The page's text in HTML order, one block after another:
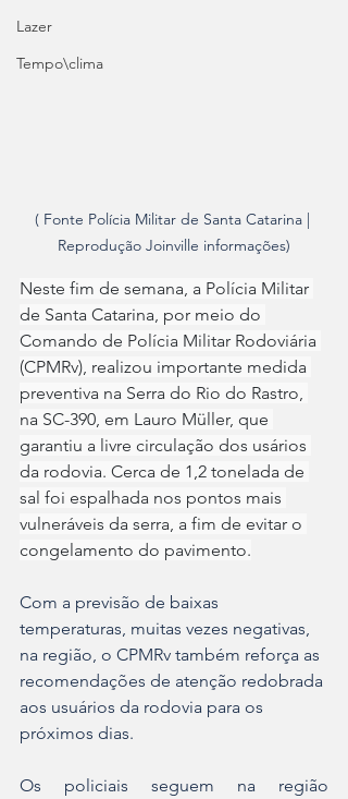
Lazer
Tempo\clima
( Fonte Polícia Militar de Santa Catarina |
Reprodução Joinville informações)
Neste fim de semana, a Polícia Militar
de Santa Catarina, por meio do
Comando de Polícia Militar Rodoviária
(CPMRv), realizou importante medida
preventiva na Serra do Rio do Rastro,
na SC-390, em Lauro Müller, que
garantiu a livre circulação dos usários
da rodovia. Cerca de 1,2 tonelada de
sal foi espalhada nos pontos mais
vulneráveis da serra, a fim de evitar o
congelamento do pavimento.
Com a previsão de baixas
temperaturas, muitas vezes negativas,
na região, o CPMRv também reforça as
recomendações de atenção redobrada
aos usuários da rodovia para os
próximos dias.
Os policiais seguem na região